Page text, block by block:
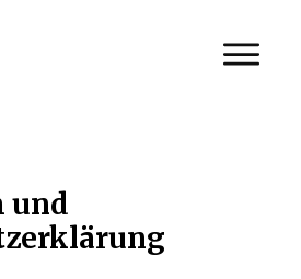
und